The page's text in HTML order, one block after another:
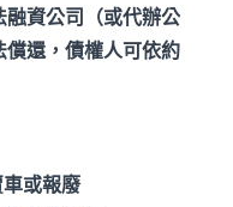
融資公司（或代辦公
償還，債權人可依約
或報廢